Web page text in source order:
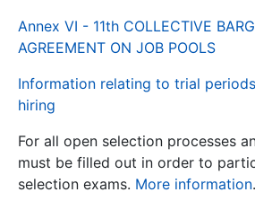
Show/Hide
Annex VI - 11th COLLECTIVE
AGREEMENT ON JOB POOLS
Information relating to trial
hiring
For all open selection processes
must be filled out in order to
selection exams. More information.